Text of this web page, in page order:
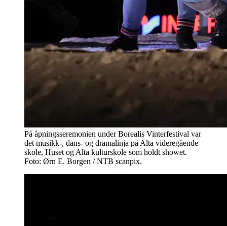
På åpningsseremonien under Borealis Vinterfestival var
det musikk-, dans- og dramalinja på Alta videregående
skole, Huset og Alta kulturskole som holdt showet.
Foto: Ørn E. Borgen / NTB scanpix.